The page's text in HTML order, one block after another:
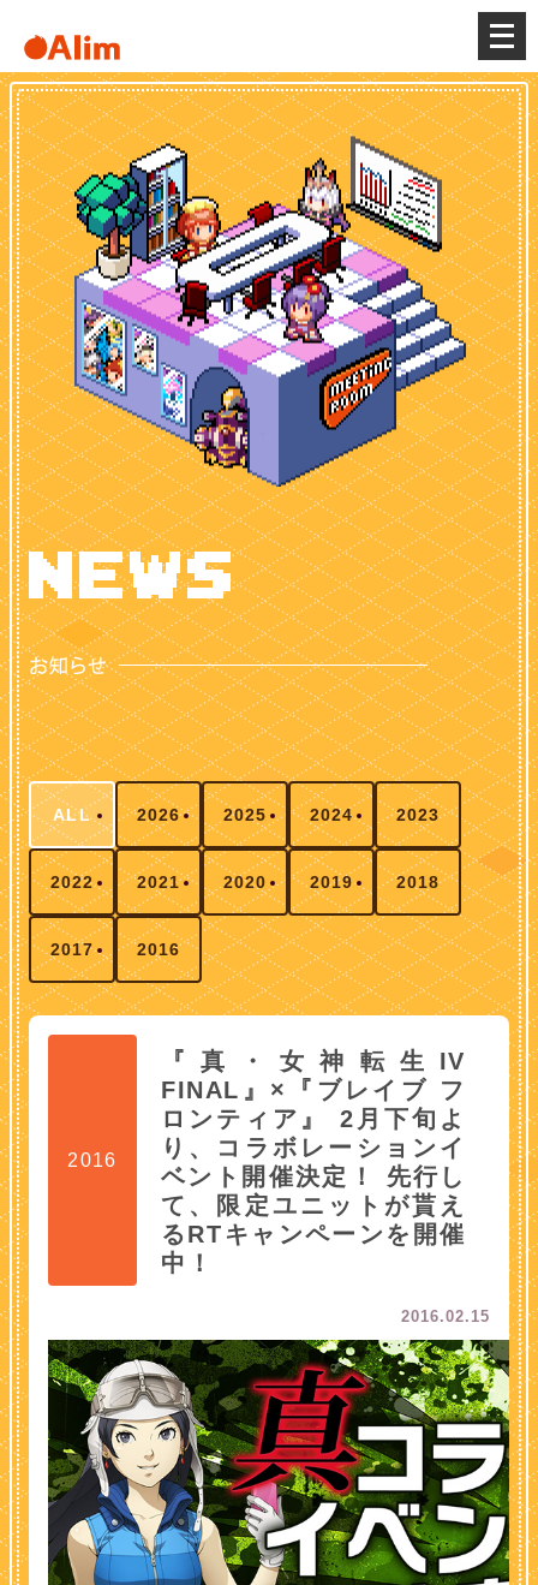
メ
ニ
ュ
ー
を
開
く
ALL 2026 2025 2024 2023
2022 2021 2020 2019 2018
2017 2016
2016
『真・女神転生IV
FINAL』×『ブレイブ フ
ロンティア』 2月下旬よ
り、コラボレーションイ
ベント開催決定！ 先行し
て、限定ユニットが貰え
るRTキャンペーンを開催
中！
2016.02.15